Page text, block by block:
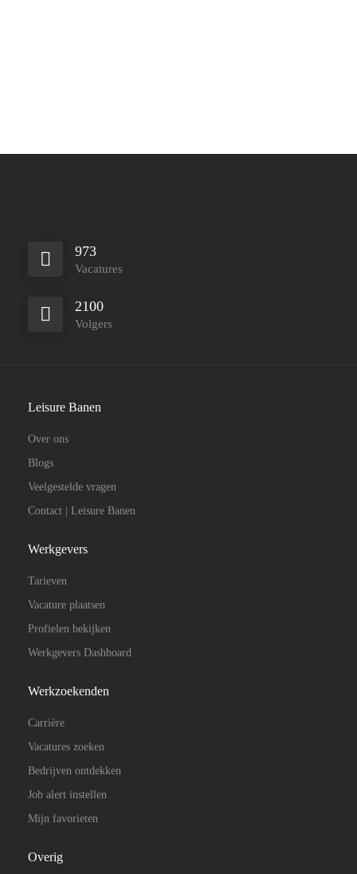
973
Vacatures
2100
Volgers
Leisure Banen
Over ons
Blogs
Veelgestelde vragen
Contact | Leisure Banen
Werkgevers
Tarieven
Vacature plaatsen
Profielen bekijken
Werkgevers Dashboard
Werkzoekenden
Carrière
Vacatures zoeken
Bedrijven ontdekken
Job alert instellen
Mijn favorieten
Overig